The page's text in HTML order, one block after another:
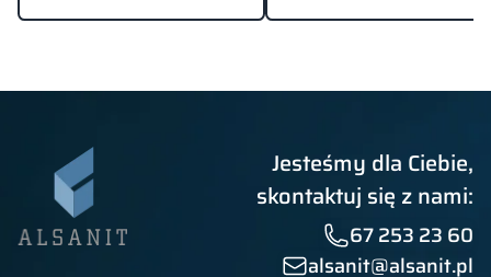
Jesteśmy dla Ciebie,
skontaktuj się z nami:
67 253 23 60
alsanit@alsanit.pl